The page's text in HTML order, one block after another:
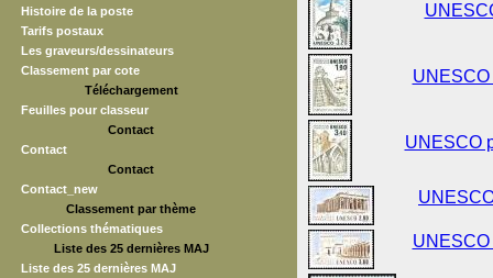
Histoire de la poste
Tarifs postaux
Les graveurs/dessinateurs
Classement par cote
Téléchargement
Feuilles pour classeur
Contact
Contact
Contact
Contact_new
Classement par thème
Collections thématiques
Liste des 25 dernières MAJ
Liste des 25 dernières MAJ
UNESCO